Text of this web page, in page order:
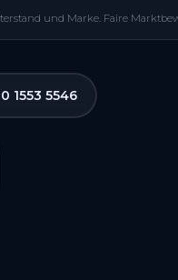
und Marke. Faire
1553 5546